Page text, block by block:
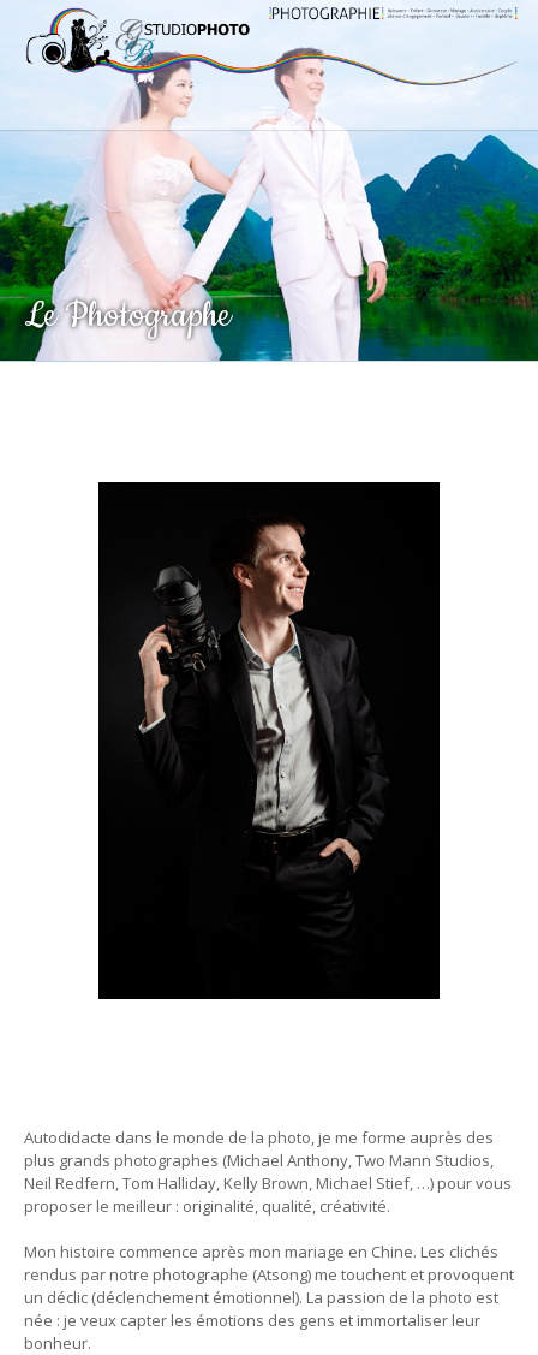
Le Photographe
Autodidacte dans le monde de la photo, je me forme auprès des
plus grands photographes (Michael Anthony, Two Mann Studios,
Neil Redfern, Tom Halliday, Kelly Brown, Michael Stief, …) pour vous
proposer le meilleur : originalité, qualité, créativité.
Mon histoire commence après mon mariage en Chine. Les clichés
rendus par notre photographe (Atsong) me touchent et provoquent
un déclic (déclenchement émotionnel). La passion de la photo est
née : je veux capter les émotions des gens et immortaliser leur
bonheur.